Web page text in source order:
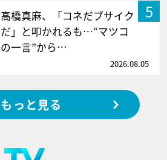
5
高橋真麻、「コネだブサイク
だ」と叩かれるも…“マツコ
の一言”から…
2026.08.05
もっと見る